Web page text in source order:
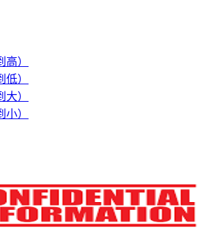
）
）
）
）